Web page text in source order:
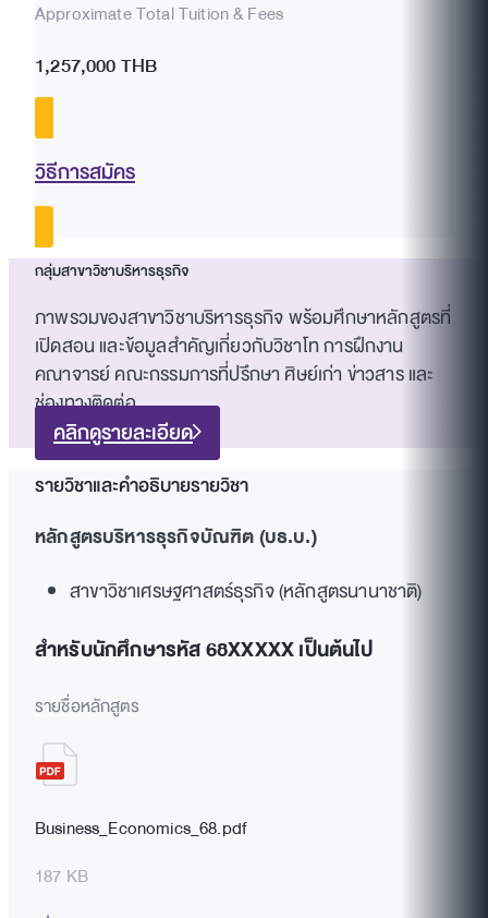
Approximate Total Tuition & Fees
1,257,000 THB
วิธีการสมัคร
กลุ่มสาขาวิชาบริหารธุรกิจ
ภาพรวมของสาขาวิชาบริหารธุรกิจ พร้อมศึกษาหลักสูตรที่
เปิดสอน และข้อมูลสำคัญเกี่ยวกับวิชาโท การฝึกงาน
คณาจารย์ คณะกรรมการที่ปรึกษา ศิษย์เก่า ข่าวสาร และ
ช่องทางติดต่อ
คลิกดูรายละเอียด
รายวิชาและคำอธิบายรายวิชา
หลักสูตรบริหารธุรกิจบัณฑิต (บธ.บ.)
สาขาวิชาเศรษฐศาสตร์ธุรกิจ (หลักสูตรนานาชาติ)
สำหรับนักศึกษารหัส 68XXXXX เป็นต้นไป
รายชื่อหลักสูตร
Business_Economics_68.pdf
187 KB